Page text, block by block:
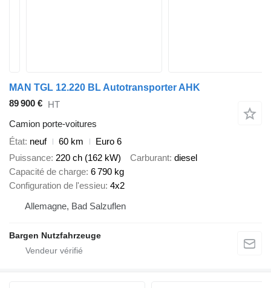
MAN TGL 12.220 BL Autotransporter AHK
89 900 € HT
Camion porte-voitures
État neuf 60 km
Euro 6
Puissance 220 ch (162 kW) Carburant diesel
Capacité de charge 6 790 kg
Configuration de l'essieu 4x2
Allemagne, Bad Salzuflen
Bargen Nutzfahrzeuge